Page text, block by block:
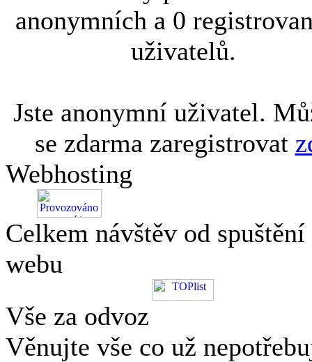
anonymních a 0
uživatelů.
Jste anonymní uživatel.
se zdarma zaregistrovat
Webhosting
Celkem návštěv od spuštění
webu
Vše za odvoz
Věnujte vše co už